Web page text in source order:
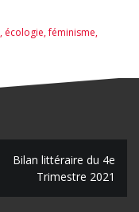
, écologie,féminisme,
Bilan littéraire du 4e
Trimestre 2021